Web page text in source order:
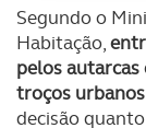
Adicionalmente
utilização do
parceiros e
O ACP
Segundo o
Habitação,
pelos autarcas
troços
decisão